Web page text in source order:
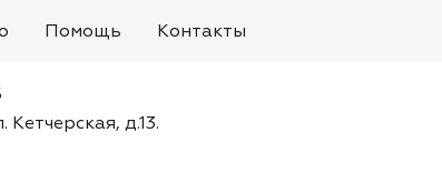
Помощь Контакты
Кетчерская, д.13.